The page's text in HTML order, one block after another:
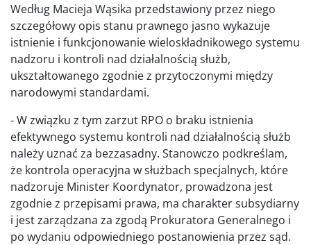
Według Macieja Wąsika przedstawiony przez niego
szczegółowy opis stanu prawnego jasno wykazuje
istnienie i funkcjonowanie wieloskładnikowego systemu
nadzoru i kontroli nad działalnością służb,
ukształtowanego zgodnie z przytoczonymi między
narodowymi standardami.
- W związku z tym zarzut RPO o braku istnienia
efektywnego systemu kontroli nad działalnością służb
należy uznać za bezzasadny. Stanowczo podkreślam,
że kontrola operacyjna w służbach specjalnych, które
nadzoruje Minister Koordynator, prowadzona jest
zgodnie z przepisami prawa, ma charakter subsydiarny
i jest zarządzana za zgodą Prokuratora Generalnego i
po wydaniu odpowiedniego postanowienia przez sąd.